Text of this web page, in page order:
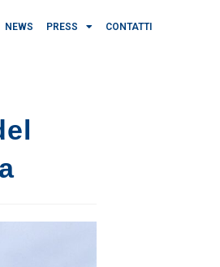
NEWS PRESS CONTATTI